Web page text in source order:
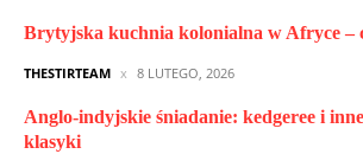
Brytyjska kuchnia kolonialna w Afryce –
THESTIRTEAM 8 LUTEGO, 2026
Anglo-indyjskie śniadanie: kedgeree i
klasyki